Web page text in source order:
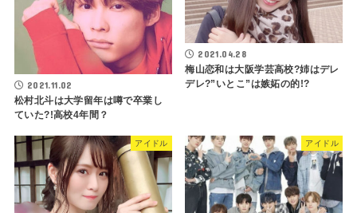
2021.11.02
松村北斗は大学留年は噂で卒業し
ていた?!高校4年間？
2021.04.28
梅山恋和は大阪学芸高校?姉はデレ
デレ?”いとこ”は嫉妬の的!?
アイドル アイドル